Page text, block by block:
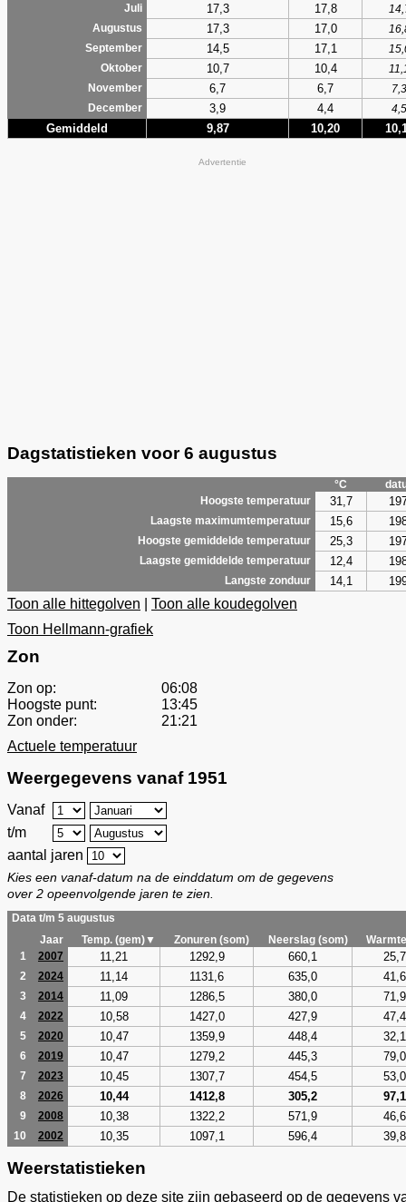
Juli
17,3 17,8
Augustus
17,3 17,0
September
14,5 17,1
Oktober
10,7 10,4
November
6,7 6,7
7,3
December
3,9 4,4 4,5
Gemiddeld 9,87 10,20
Advertentie
Dagstatistieken voor 6 augustus
°C
Hoogste temperatuur
31,7
Laagste maximumtemperatuur 15,6
Hoogste gemiddelde temperatuur 25,3
Laagste gemiddelde temperatuur 12,4
Langste zonduur 14,1
Toon alle hittegolven
Toon alle koudegolven
Toon Hellmann-grafiek
Zon
Zon op:
06:08
Hoogste punt:
13:45
Zon onder:
21:21
Actuele temperatuur
Weergegevens vanaf 1951
Vanaf
t/m
aantal jaren
Kies een vanaf-datum na de einddatum om de gegevens
over 2 opeenvolgende jaren te zien.
Data t/m 5 augustus
Jaar
Temp. (gem)▼ Zonuren (som) Neerslag (som)
1
2007 11,21 1292,9 660,1 25,7
2 2024 11,14 1131,6 635,0 41,6
3 2014 11,09 1286,5 380,0 71,9
4 2022 10,58 1427,0 427,9 47,4
5 2020 10,47 1359,9 448,4 32,1
6 2019 10,47 1279,2 445,3 79,0
7 2023 10,45 1307,7 454,5 53,0
8 2026 10,44 1412,8 305,2 97,1
9 2008 10,38 1322,2 571,9 46,6
10 2002 10,35 1097,1 596,4 39,8
Weerstatistieken
De statistieken op deze site zijn gebaseerd op de gegevens